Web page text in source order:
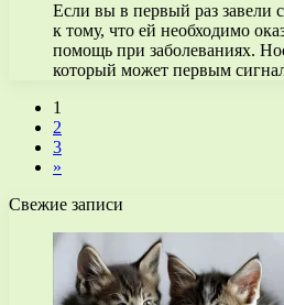
Если вы в первый раз завели
к тому, что ей необходимо
помощь при заболеваниях.
который может первым
1
2
3
»
Свежие записи